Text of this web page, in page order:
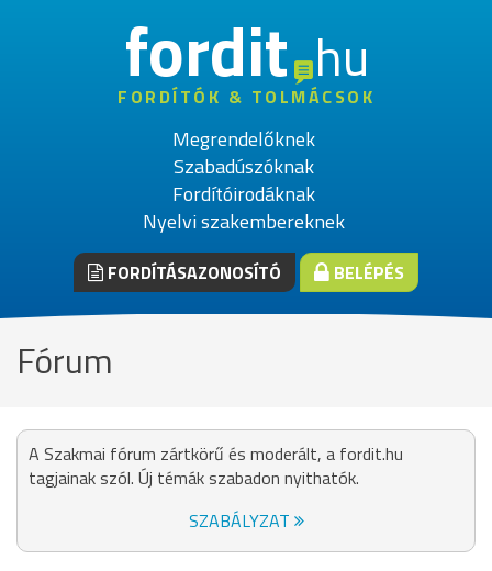
fordithu
FORDÍTÓK & TOLMÁCSOK
Megrendelőknek
Szabadúszóknak
Fordítóirodáknak
Nyelvi szakembereknek
FORDÍTÁSAZONOSÍTÓ BELÉPÉS
Fórum
A Szakmai fórum zártkörű és moderált, a fordit.hu
tagjainak szól. Új témák szabadon nyithatók.
SZABÁLYZAT